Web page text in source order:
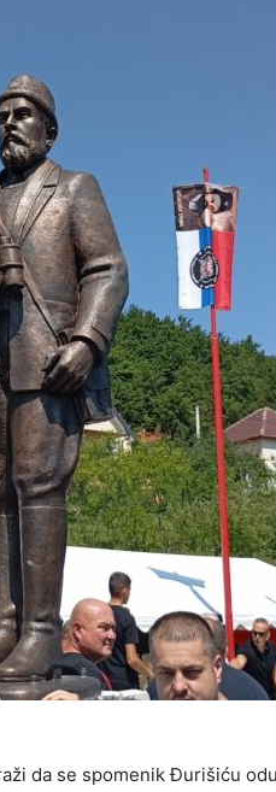
da se spomenik Đurišiću